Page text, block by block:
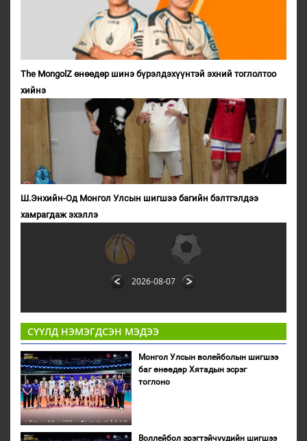
The MongolZ өнөөдөр шинэ бүрэлдэхүүнтэй эхний тоглолтоо
хийнэ
Ш.Энхийн-Од Монгол Улсын шигшээ багийн бэлтгэлдээ
хамрагдаж эхэллэ
2026-08-07
СҮҮЛД НЭМЭГДСЭН МЭДЭЭ
Монгол Улсын волейболын шигшээ
баг өнөөдөр Хятадын эсрэг
тоглоно
Воллейбол эрэгтэйчүүдийн шигшээ